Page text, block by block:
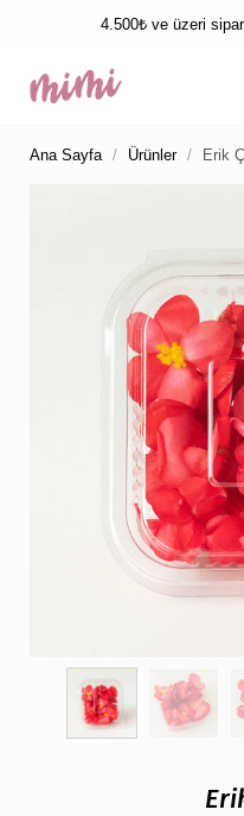
4.500₺ ve üzeri
Ana Sayfa / Ürünler / Erik